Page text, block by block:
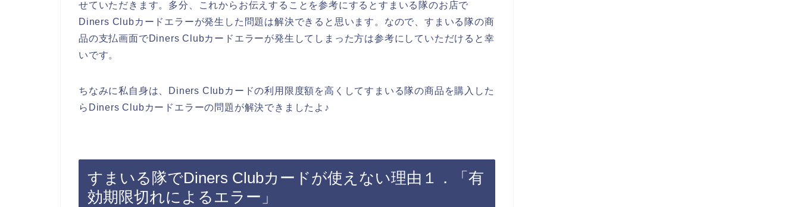
せていただきます。多分、これからお伝えすることを参考にするとすまいる隊のお店で
Diners Clubカードエラーが発生した問題は解決できると思います。なので、すまいる隊の商
品の支払画面でDiners Clubカードエラーが発生してしまった方は参考にしていただけると幸
いです。
ちなみに私自身は、Diners Clubカードの利用限度額を高くしてすまいる隊の商品を購入した
らDiners Clubカードエラーの問題が解決できましたよ♪
すまいる隊でDiners Clubカードが使えない理由１．「有
効期限切れによるエラー」